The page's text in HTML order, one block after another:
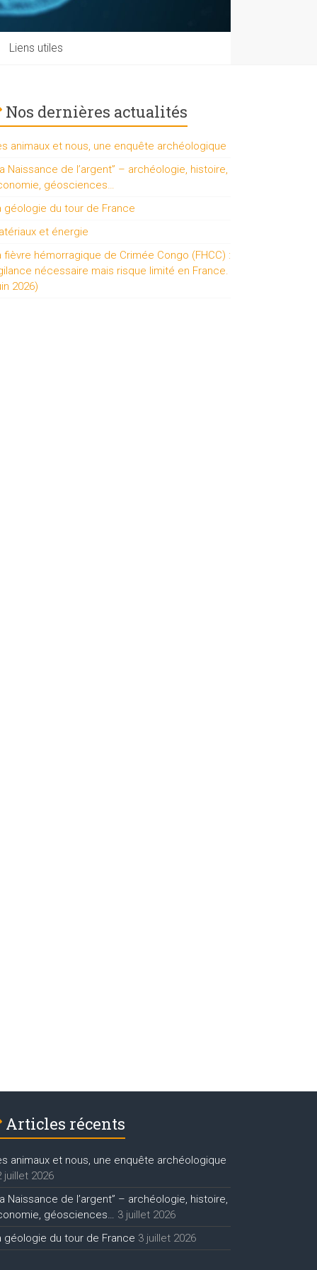
Liens utiles
Nos dernières actualités
animaux et nous, une enquête archéologique
Naissance de l’argent” – archéologie, histoire,
géosciences…
géologie du tour de France
et énergie
fièvre hémorragique de Crimée Congo (FHCC) :
nécessaire mais risque limité en France.
2026)
Articles récents
animaux et nous, une enquête archéologique
juillet 2026
Naissance de l’argent” – archéologie, histoire,
géosciences… 3 juillet 2026
géologie du tour de France 3 juillet 2026